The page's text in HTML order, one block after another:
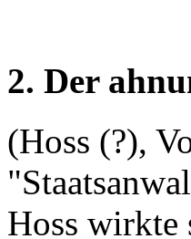
2. Der
(Hoss (?),
Hoss wirkte